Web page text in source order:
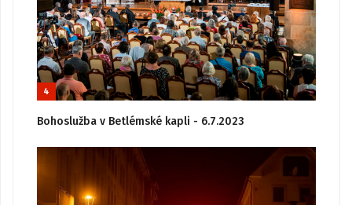
4
Bohoslužba v Betlémské kapli - 6.7.2023